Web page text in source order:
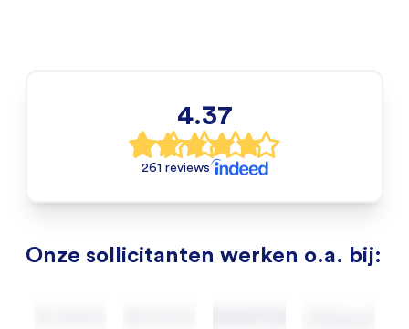
4.37
261 reviews
Onze sollicitanten werken o.a. bij: